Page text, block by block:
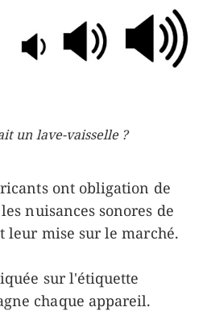
un lave-vaisselle ?
ont obligation de
nuisances sonores de
leur mise sur le marché.
sur l'étiquette
chaque appareil.